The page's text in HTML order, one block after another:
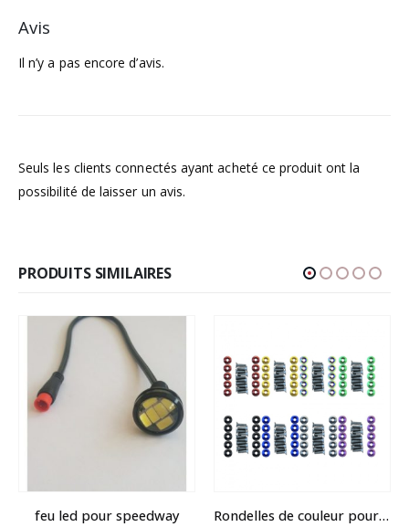
Avis
Il n’y a pas encore d’avis.
Seuls les clients connectés ayant acheté ce produit ont la
possibilité de laisser un avis.
PRODUITS SIMILAIRES
feu led pour speedway Rondelles de couleur pour Dualtron